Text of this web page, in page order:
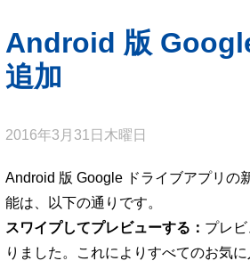
対策サービス
Android 版
追加
2016年3月31日木曜日
Android 版 Google ドライブアプリの
能は、以下の通りです。
スワイプしてプレビューする： プレ
りました。これによりすべてのお気